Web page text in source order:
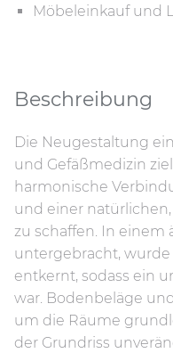
Möbeleinkauf und
Beschreibung
Die Neugestaltung
und Gefäßmedizin
harmonische
und einer
zu schaffen. In einem
untergebracht, wurde
entkernt, sodass ein
war. Bodenbeläge
um die Räume
der Grundriss